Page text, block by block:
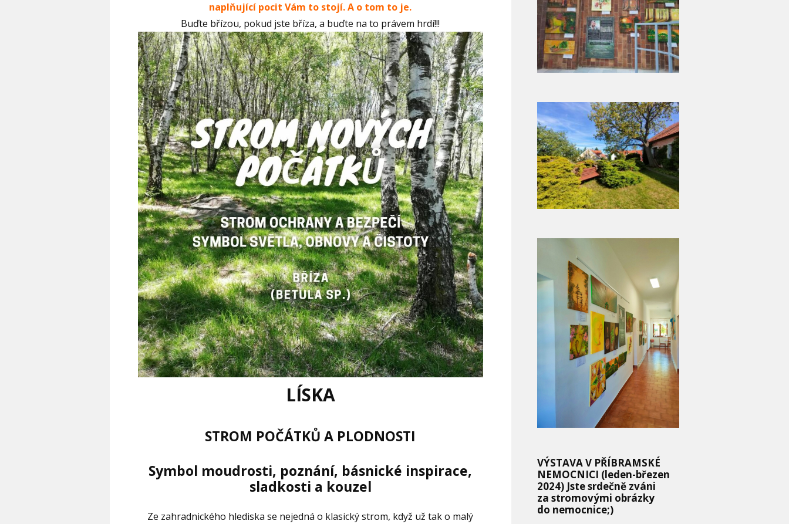
naplňující pocit Vám to stojí. A o tom to je.
Buďte břízou, pokud jste bříza, a buďte na to právem hrdí!!!
LÍSKA
STROM POČÁTKŮ A PLODNOSTI
Symbol moudrosti, poznání, básnické inspirace,
sladkosti a kouzel
Ze zahradnického hlediska se nejedná o klasický strom, když už tak o malý
VÝSTAVA V PŘÍBRAMSKÉ
NEMOCNICI (leden-březen
2024) Jste srdečně zváni
za stromovými obrázky
do nemocnice;)